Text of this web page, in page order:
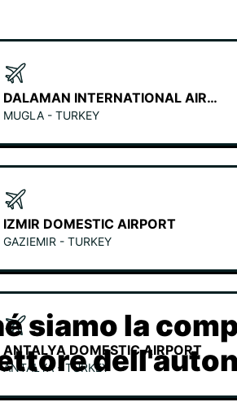
DALAMAN INTERNATIONAL AIRPORT
MUGLA - TURKEY
IZMIR DOMESTIC AIRPORT
GAZIEMIR - TURKEY
ANTALYA DOMESTIC AIRPORT
ANTALYA - TURKEY
siamo la